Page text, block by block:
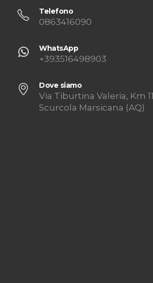
Telefono
0863416090
WhatsApp
+393516498903
Dove siamo
Via Tiburtina Valeria, Km
Scurcola Marsicana (AQ)